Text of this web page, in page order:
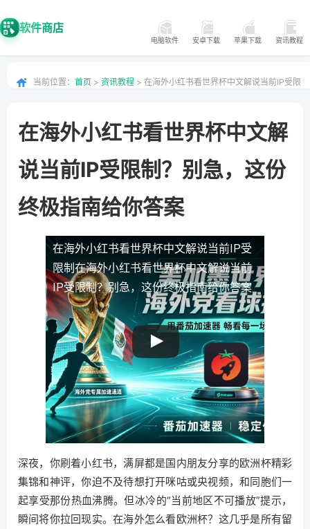
软件商店
电脑软件 安卓下载 苹果下载 资讯教程
当前位置： 首页 > 资讯教程 > 在海外小红书看世界杯中文解说当前IP受限
在海外小红书看世界杯中文解
说当前IP受限制？别急，这份
终极指南给你答案
在海外小红书看世界杯中文解说当前IP受
限制 在海外小红书看世界杯中文解说当前
IP受限制？别急，这份终极指南给你答案
深夜，你刷着小红书，满屏都是国内朋友分享的欧洲杯精彩
集锦和神评，你迫不及待想打开咪咕或央视频，和同胞们一
起享受那份热血沸腾。但冰冷的“当前地区不可播放”提示，
瞬间将你拉回现实。在海外怎么看欧洲杯？这几乎是所有留